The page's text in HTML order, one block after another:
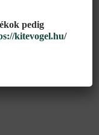
pedig
kitevogel.hu/